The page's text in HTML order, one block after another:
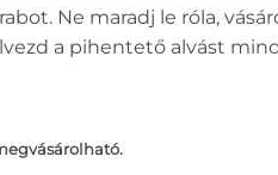
Ne maradj le róla,
a pihentető alvást